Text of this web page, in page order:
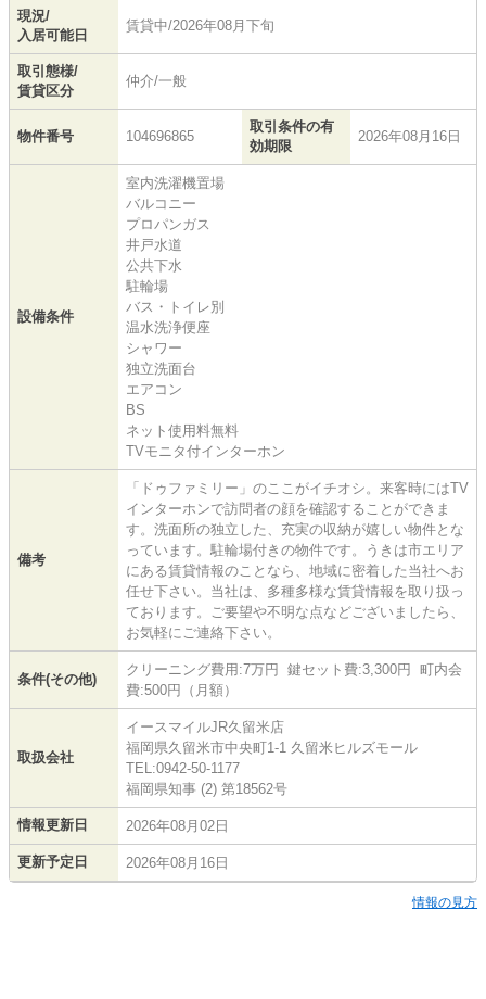
現況/
入居可能日
賃貸中/2026年08月下旬
取引態様/
賃貸区分
仲介/一般
物件番号 104696865
取引条件の有
効期限
2026年08月16日
設備条件
室内洗濯機置場
バルコニー
プロパンガス
井戸水道
公共下水
駐輪場
バス・トイレ別
温水洗浄便座
シャワー
独立洗面台
エアコン
BS
ネット使用料無料
TVモニタ付インターホン
備考
「ドゥファミリー」のここがイチオシ。来客時にはTV
インターホンで訪問者の顔を確認することができま
す。洗面所の独立した、充実の収納が嬉しい物件とな
っています。駐輪場付きの物件です。うきは市エリア
にある賃貸情報のことなら、地域に密着した当社へお
任せ下さい。当社は、多種多様な賃貸情報を取り扱っ
ております。ご要望や不明な点などございましたら、
お気軽にご連絡下さい。
条件(その他)
クリーニング費用:7万円 鍵セット費:3,300円 町内会
費:500円（月額）
取扱会社
イースマイルJR久留米店
福岡県久留米市中央町1-1 久留米ヒルズモール
TEL:0942-50-1177
福岡県知事 (2) 第18562号
情報更新日 2026年08月02日
更新予定日 2026年08月16日
情報の見方